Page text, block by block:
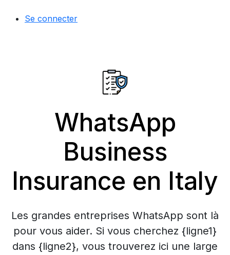
Se connecter
WhatsApp
Business
Insurance en Italy
Les grandes entreprises WhatsApp sont là
pour vous aider. Si vous cherchez {ligne1}
dans {ligne2}, vous trouverez ici une large